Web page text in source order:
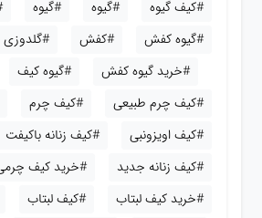
#کیف گیوه
#گیوه #گیوه
#گیوه کفش
#کفش #گلدوزی
#خرید گیوه کفش
#گیوه کیف
#کیف چرم طبیعی
#کیف چرم
#کیف اویزونبی
#کیف زنانه باکیفت
#کیف زنانه جدید
#خرید کیف
#خرید کیف لبتاب
#کیف لبتاب